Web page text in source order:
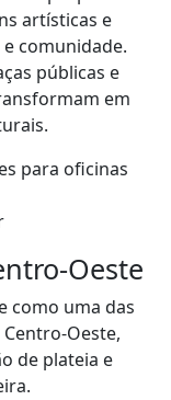
artísticas e
comunidade.
públicas e
em
para oficinas
Oeste
como uma das
Oeste,
de plateia e